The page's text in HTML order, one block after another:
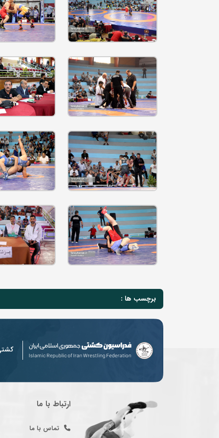
برچسب ها :
ارتباط با ما
تماس با ما